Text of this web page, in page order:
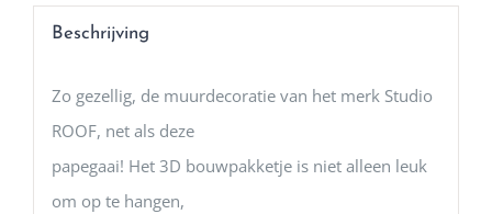
Beschrijving
Zo gezellig, de muurdecoratie van het merk Studio
ROOF, net als deze
papegaai! Het 3D bouwpakketje is niet alleen leuk
om op te hangen,